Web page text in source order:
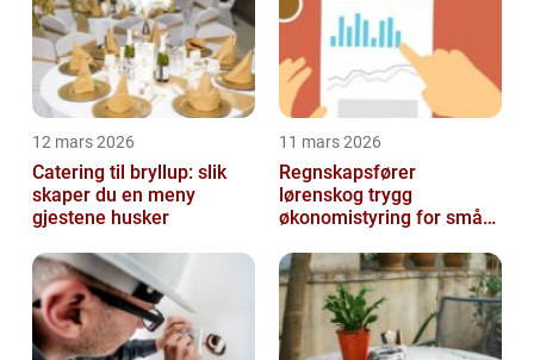
12 mars 2026
Catering til bryllup: slik
skaper du en meny
gjestene husker
11 mars 2026
Regnskapsfører
lørenskog trygg
økonomistyring for små